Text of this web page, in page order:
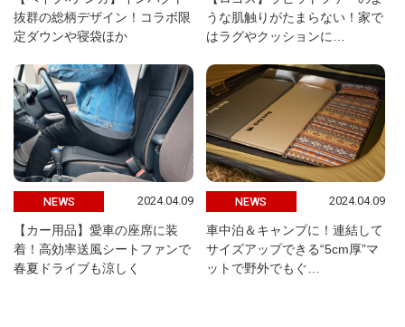
抜群の総柄デザイン！コラボ限
定ダウンや寝袋ほか
うな肌触りがたまらない！家で
はラグやクッションに…
NEWS 2024.04.09
【カー用品】愛車の座席に装
着！高効率送風シートファンで
春夏ドライブも涼しく
NEWS 2024.04.09
車中泊＆キャンプに！連結して
サイズアップできる“5cm厚”マ
ットで野外でもぐ…